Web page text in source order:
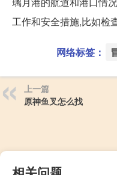
工作和安全措施,比如检
网络标签：
上一篇
原神鱼叉怎么找